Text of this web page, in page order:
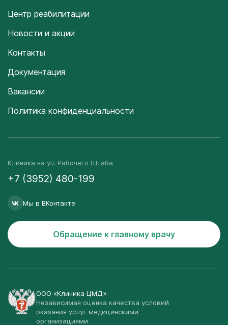
Центр реабилитации
Новости и акции
Контакты
Документация
Вакансии
Политика конфиденциальности
Клиника на ул. Рабочего Штаба
+7 (3952) 480-199
Мы в ВКонтакте
Обращение к главному врачу
ООО «Клиника ЦМД»
Независимая оценка качества условий
оказания услуг медицинскими
организациями